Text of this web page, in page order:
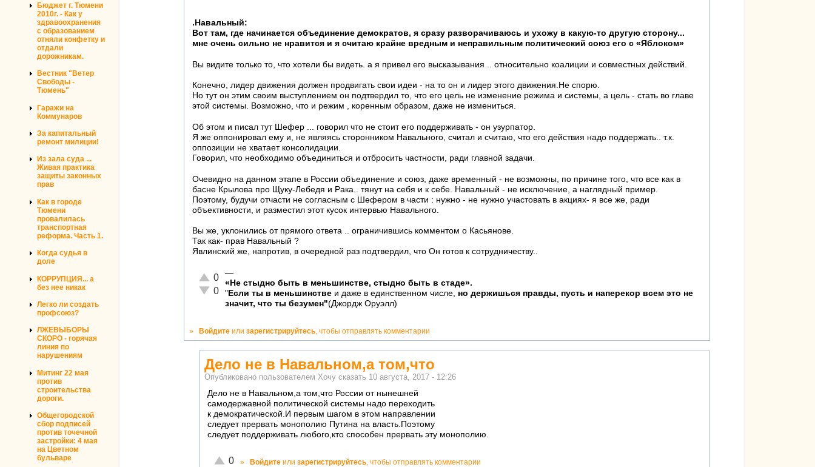
Бюджет г. Тюмени
2010г. - Как у
здравоохранения
с образованием
отняли конфетку и
отдали
дорожникам.
Вестник "Ветер
Свободы -
Тюмень"
Гаражи на
Коммунаров
За капитальный
ремонт милиции!
Из зала суда ...
Живая практика
защиты законных
прав
Как в городе
Тюмени
провалилась
транспортная
реформа. Часть 1.
Когда судья в
доле
КОРРУПЦИЯ... а
без нее никак
Легко ли создать
профсоюз?
ЛЖЕВЫБОРЫ
СКОРО - горячая
линия по
нарушениям
Митинг 22 мая
против
строительства
дороги.
Общегородской
сбор подписей
против точечной
застройки: 4 мая
на Цветном
бульваре
.Навальный:
Вот там, где начинается объединение демократов, я сразу разворачиваюсь и ухожу в какую-то другую сторону...
мне очень сильно не нравится и я считаю крайне вредным и неправильным политический союз его с «Яблоком»
Вы видите только то, что хотели бы видеть. а я привел его высказывания .. относительно коалиции и совместных действий.
Конечно, лидер движения должен продвигать свои идеи - на то он и лидер этого движения.Не спорю.
Но тут он этим своим выступлением он подтвердил то, что его цель не изменение режима и системы, а цель - стать во главе
этой системы. Возможно, что и режим , коренным образом, даже не измениться.
Об этом и писал тут Шефер ... говорил что не стоит его поддерживать - он узурпатор.
Я же оппонировал ему и, не являясь сторонником Навального, считал и считаю, что его действия надо поддержать.. т.к.
оппозиции не хватает консолидации.
Говорил, что необходимо объединиться и отбросить частности, ради главной задачи.
Очевидно на данном этапе в России объединение и союз, даже временный - не возможны, по причине того, что все как в
басне Крылова про Щуку-Лебедя и Рака.. тянут на себя и к себе. Навальный - не исключение, а наглядный пример.
Поэтому, будучи отчасти не согласным с Шефером в части : нужно - не нужно участовать в акциях- я все же, ради
объективности, и разместил этот кусок интервью Навального.
Вы же, уклонились от прямого ответа .. ограничившись комментом о Касьянове.
Так как- прав Навальный ?
Явлинский же, напротив, в очередной раз подтвердил, что Он готов к сотрудничеству..
Отлично!
0
Неадекватно!
0
—
«Не стыдно быть в меньшинстве, стыдно быть в стаде».
" Если ты в меньшинстве и даже в единственном числе, но держишься правды, пусть и наперекор всем это не
значит, что ты безумен"(Джордж Оруэлл)
» Войдите или зарегистрируйтесь , чтобы отправлять комментарии
Дело не в Навальном,а том,что
Опубликовано пользователем Хочу сказать 10 августа, 2017 - 12:26
Дело не в Навальном,а том,что России от нынешней
самодержавной политической системы надо переходить
к демократической.И первым шагом в этом направлении
следует прервать монополию Путина на власть.Поэтому
следует поддерживать любого,кто способен прервать эту монополию.
Отлично!
0 » Войдите или зарегистрируйтесь, чтобы отправлять комментарии